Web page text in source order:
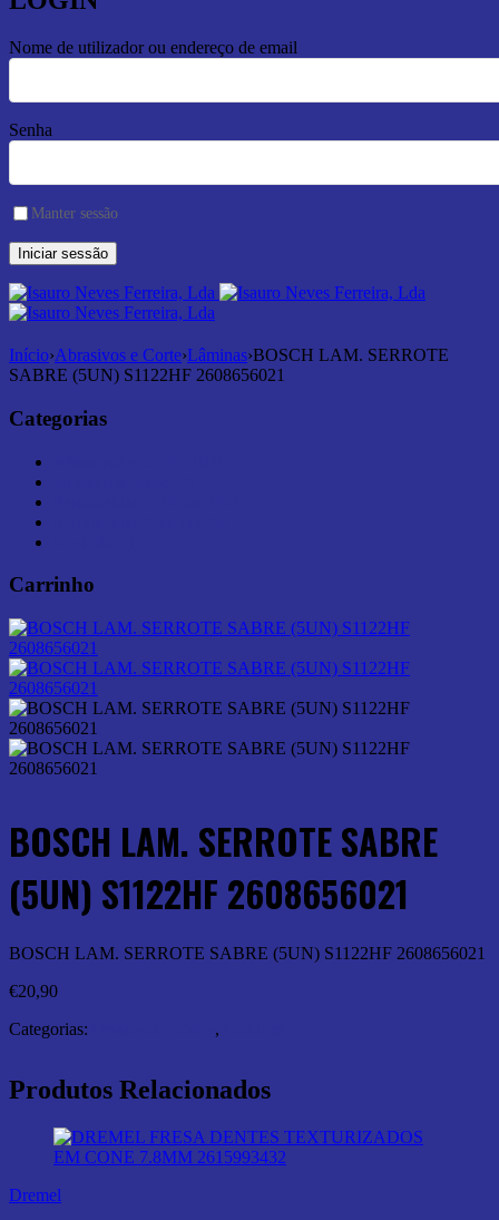
Nome de utilizador ou endereço de email
Senha
Manter sessão
Início›Abrasivos e Corte›Lâminas›BOSCH LAM. SERROTE
SABRE (5UN) S1122HF 2608656021
Categorias
Carrinho
BOSCH LAM. SERROTE SABRE
(5UN) S1122HF 2608656021
BOSCH LAM. SERROTE SABRE (5UN) S1122HF 2608656021
€20,90
Categorias:
,
Produtos Relacionados
Dremel